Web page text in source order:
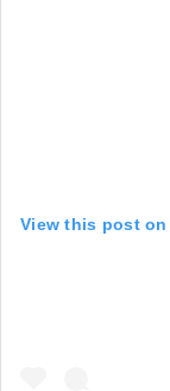
View this post on